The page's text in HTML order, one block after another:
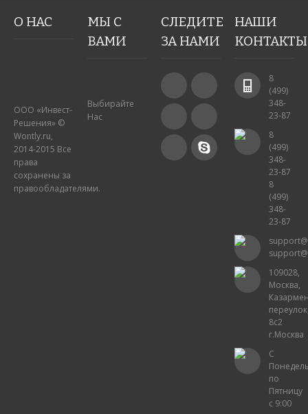
О НАС
ООО «Инвест-
Решения» ©
Wontly.ru,
2014-2015 Все
права
сохранены за
правообладателями.
МЫ С
ВАМИ
Выбирайте
Нас
СЛЕДИТЕ
ЗА НАМИ
НАШИ
КОНТАКТЫ
8
(499)
348-
23-87
8
(499)
348-
23-87
8
(499)
348-
23-87
109028,
Москва,
8с2
г.Москва
С
по
Пятницу
с 9:00